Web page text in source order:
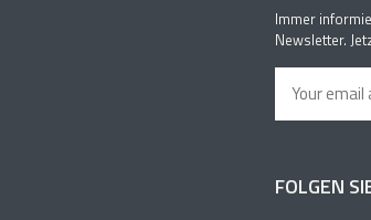
Immer
Newsletter.
FOLGEN